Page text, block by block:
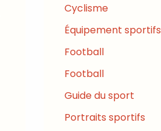
Cyclisme
Équipement sportifs
Football
Football
Guide du sport
Portraits sportifs